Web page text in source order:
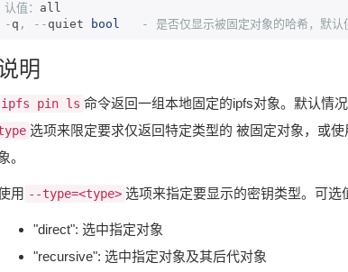
认值：
- q , -- quiet bool - 是否仅显示被固定对象的哈希，默认
明
ipfs pin ls 命令返回一组本地固定的ipfs对象。默认情
选项来限定要求仅返回特定类型的 被固定对象，或
。
用 --type=<type> 选项来指定要显示的密钥类型。可选
"direct": 选中指定对象
"recursive": 选中指定对象及其后代对象